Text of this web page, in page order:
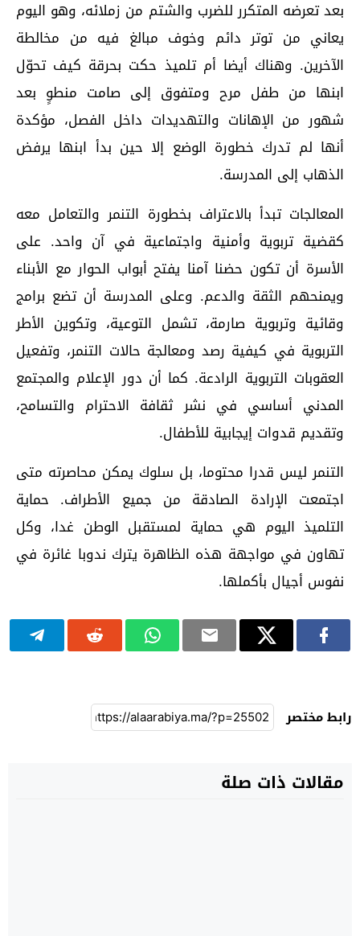
بعد تعرضه المتكرر للضرب والشتم من زملائه، وهو اليوم
يعاني من توتر دائم وخوف مبالغ فيه من مخالطة
الآخرين. وهناك أيضا أم تلميذ حكت بحرقة كيف تحوّل
ابنها من طفل مرح ومتفوق إلى صامت منطوٍ بعد
شهور من الإهانات والتهديدات داخل الفصل، مؤكدة
أنها لم تدرك خطورة الوضع إلا حين بدأ ابنها يرفض
الذهاب إلى المدرسة.
المعالجات تبدأ بالاعتراف بخطورة التنمر والتعامل معه
كقضية تربوية وأمنية واجتماعية في آن واحد. على
الأسرة أن تكون حضنا آمنا يفتح أبواب الحوار مع الأبناء
ويمنحهم الثقة والدعم. وعلى المدرسة أن تضع برامج
وقائية وتربوية صارمة، تشمل التوعية، وتكوين الأطر
التربوية في كيفية رصد ومعالجة حالات التنمر، وتفعيل
العقوبات التربوية الرادعة. كما أن دور الإعلام والمجتمع
المدني أساسي في نشر ثقافة الاحترام والتسامح،
وتقديم قدوات إيجابية للأطفال.
التنمر ليس قدرا محتوما، بل سلوك يمكن محاصرته متى
اجتمعت الإرادة الصادقة من جميع الأطراف. حماية
التلميذ اليوم هي حماية لمستقبل الوطن غدا، وكل
تهاون في مواجهة هذه الظاهرة يترك ندوبا غائرة في
نفوس أجيال بأكملها.
رابط مختصر
مقالات ذات صلة